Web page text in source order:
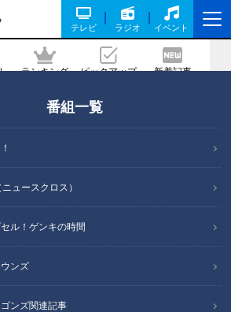
テレビ ラジオ イベント
ランキング ピックアップ 新着記事
番組一覧
ュースクロス）
ル！ゲンキの時間
ンズ
ンズ関連記事
にもらった最高の褒め言葉
記事に戻る